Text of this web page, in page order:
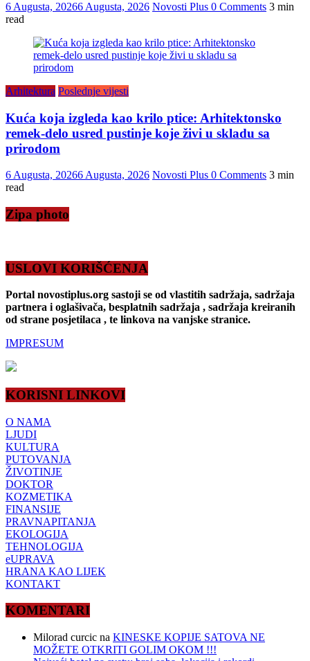
6 Augusta, 20266 Augusta, 2026 Novosti Plus 0 Comments 3 min
read
Arhitektura Poslednje vijesti
Kuća koja izgleda kao krilo ptice: Arhitektonsko
remek-delo usred pustinje koje živi u skladu sa
prirodom
6 Augusta, 20266 Augusta, 2026 Novosti Plus 0 Comments 3 min
read
Zipa photo
USLOVI KORIŠĆENJA
Portal novostiplus.org sastoji se od vlastitih sadržaja, sadržaja
partnera i oglašivača, besplatnih sadržaja , sadržaja kreiranih
od strane posjetilaca , te linkova na vanjske stranice.
IMPRESUM
KORISNI LINKOVI
O NAMA
LJUDI
KULTURA
PUTOVANJA
ŽIVOTINJE
DOKTOR
KOZMETIKA
FINANSIJE
PRAVNAPITANJA
EKOLOGIJA
TEHNOLOGIJA
eUPRAVA
HRANA KAO LIJEK
KONTAKT
KOMENTARI
Milorad curcic na KINESKE KOPIJE SATOVA NE
MOŽETE OTKRITI GOLIM OKOM !!!